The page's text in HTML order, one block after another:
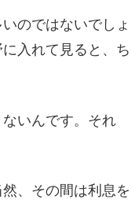
のではないでしょ
入れて見ると、ち
いんです。それ
、その間は利息を